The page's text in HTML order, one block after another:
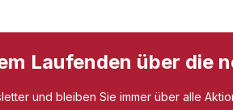
Laufenden über die
und bleiben Sie immer über alle